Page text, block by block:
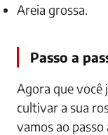
Areia grossa.
Passo a
Agora que você
cultivar a sua
vamos ao passo